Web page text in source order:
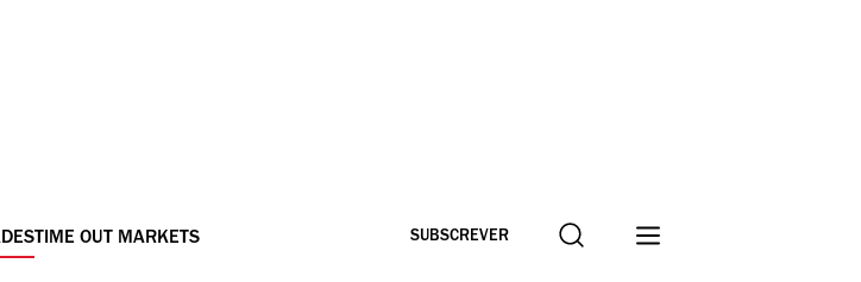
TIME OUT MARKETS SUBSCREVER Procurar